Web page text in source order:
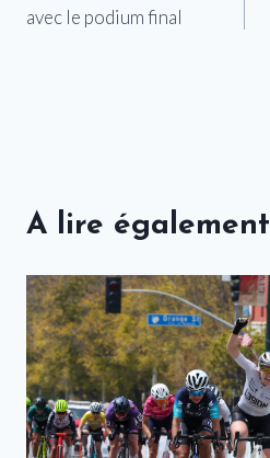
avec le podium final
A lire également